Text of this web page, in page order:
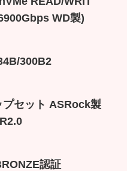
WD製)
300B2
セット ASRock製
認証